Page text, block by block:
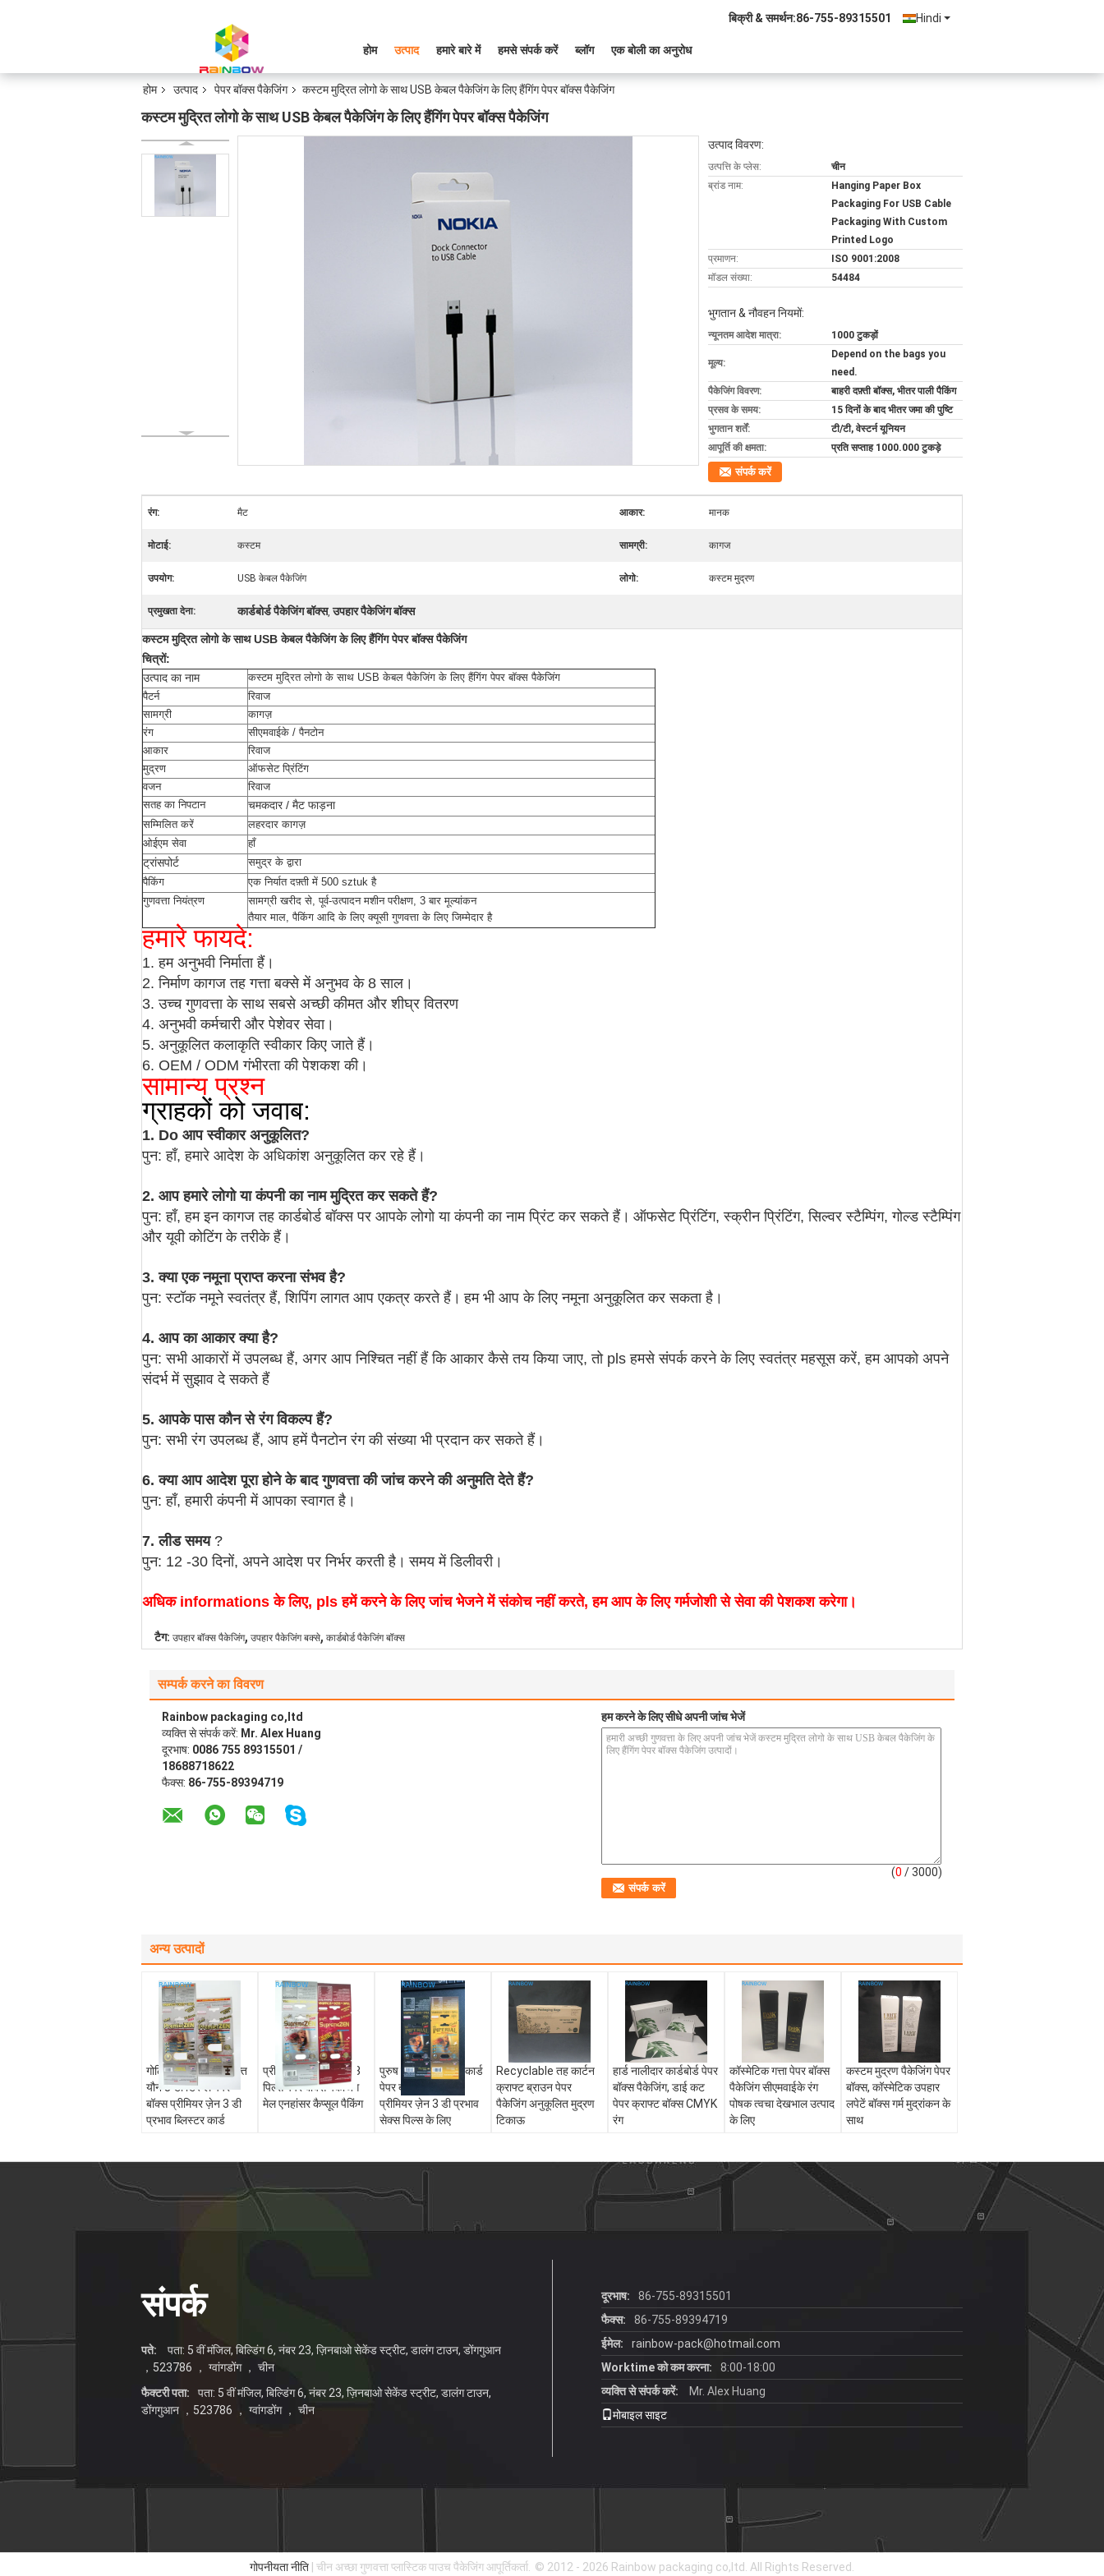
Hindi
बिक्री & समर्थन:86-755-89315501
होम उत्पाद हमारे बारे में हमसे संपर्क करें ब्लॉग एक बोली का अनुरोध
होम उत्पाद पेपर बॉक्स पैकेजिंग कस्टम मुद्रित लोगो के साथ USB केबल पैकेजिंग के लिए हैंगिंग पेपर बॉक्स पैकेजिंग
कस्टम मुद्रित लोगो के साथ USB केबल पैकेजिंग के लिए हैंगिंग पेपर बॉक्स पैकेजिंग
उत्पाद विवरण:
उत्पत्ति के प्लेस:
चीन
ब्रांड नाम:
Hanging Paper Box
Packaging For USB Cable
Packaging With Custom
Printed Logo
प्रमाणन:
ISO 9001:2008
मॉडल संख्या:
54484
भुगतान & नौवहन नियमों:
न्यूनतम आदेश मात्रा: 1000 टुकड़ों
मूल्य:
Depend on the bags you
need.
पैकेजिंग विवरण:
बाहरी दफ़्ती बॉक्स, भीतर पाली पैकिंग
प्रसव के समय:
15 दिनों के बाद भीतर जमा की पुष्टि
भुगतान शर्तें:
टी/टी, वेस्टर्न यूनियन
आपूर्ति की क्षमता:
प्रति सप्ताह 1000.000 टुकड़े
संपर्क करें
रंग: मैट आकार: मानक
मोटाई: कस्टम सामग्री: कागज
उपयोग: USB केबल पैकेजिंग लोगो: कस्टम मुद्रण
प्रमुखता देना: कार्डबोर्ड पैकेजिंग बॉक्स,उपहार पैकेजिंग बॉक्स
कस्टम मुद्रित लोगो के साथ USB केबल पैकेजिंग के लिए हैंगिंग पेपर बॉक्स पैकेजिंग
चित्रों:
उत्पाद का नाम
कस्टम मुद्रित लोगो के साथ USB केबल पैकेजिंग के लिए हैंगिंग पेपर बॉक्स पैकेजिंग
पैटर्न
रिवाज
सामग्री
कागज़
रंग
सीएमवाईके / पैनटोन
आकार
रिवाज
मुद्रण
ऑफसेट प्रिंटिंग
वजन
रिवाज
सतह का निपटान
चमकदार / मैट फाड़ना
सम्मिलित करें
लहरदार कागज़
ओईएम सेवा
हाँ
ट्रांसपोर्ट
समुद्र के द्वारा
पैकिंग
एक निर्यात दफ़्ती में 500 sztuk है
गुणवत्ता नियंत्रण
सामग्री खरीद से, पूर्व-उत्पादन मशीन परीक्षण, 3 बार मूल्यांकन
तैयार माल, पैकिंग आदि के लिए क्यूसी गुणवत्ता के लिए जिम्मेदार है
हमारे फायदे:
1. हम अनुभवी निर्माता हैं।
2. निर्माणकागज तह गत्ता बक्सेमें अनुभव के 8 साल।
3. उच्च गुणवत्ता के साथ सबसे अच्छी कीमत और शीघ्र वितरण
4. अनुभवी कर्मचारी और पेशेवर सेवा।
5. अनुकूलित कलाकृति स्वीकार किए जाते हैं।
6. OEM / ODM गंभीरता की पेशकश की।
सामान्य प्रश्न
ग्राहकों को जवाब:
1. Do आप स्वीकार अनुकूलित?
पुन: हाँ, हमारे आदेश के अधिकांश अनुकूलित कर रहे हैं।
2. आप हमारे लोगो या कंपनी का नाम मुद्रित कर सकते हैं?
पुन: हाँ, हम इन कागज तह कार्डबोर्ड बॉक्स पर आपके लोगो या कंपनी का नाम प्रिंट कर सकते हैं। ऑफसेट प्रिंटिंग, स्क्रीन प्रिंटिंग, सिल्वर स्टैम्पिंग, गोल्ड स्टैम्पिंग
और यूवी कोटिंग के तरीके हैं।
3. क्या एक नमूना प्राप्त करना संभव है?
पुन: स्टॉक नमूने स्वतंत्र हैं, शिपिंग लागत आप एकत्र करते हैं। हम भी आप के लिए नमूना अनुकूलित कर सकता है।
4. आप का आकार क्या है?
पुन: सभी आकारों में उपलब्ध हैं, अगर आप निश्चित नहीं हैं कि आकार कैसे तय किया जाए, तो pls हमसे संपर्क करने के लिए स्वतंत्र महसूस करें, हम आपको अपने
संदर्भ में सुझाव दे सकते हैं
5. आपके पास कौन से रंग विकल्प हैं?
पुन: सभी रंग उपलब्ध हैं, आप हमें पैनटोन रंग की संख्या भी प्रदान कर सकते हैं।
6. क्या आप आदेश पूरा होने के बाद गुणवत्ता की जांच करने की अनुमति देते हैं?
पुन: हाँ, हमारी कंपनी में आपका स्वागत है।
7. लीड समय?
पुन: 12 -30 दिनों, अपने आदेश पर निर्भर करती है। समय में डिलीवरी।
अधिक informations के लिए, pls हमें करने के लिए जांच भेजने में संकोच नहीं करते, हम आप के लिए गर्मजोशी से सेवा की पेशकश करेगा।
टैग: उपहार बॉक्स पैकेजिंग, उपहार पैकेजिंग बक्से, कार्डबोर्ड पैकेजिंग बॉक्स
सम्पर्क करने का विवरण
Rainbow packaging co,ltd
व्यक्ति से संपर्क करें: Mr. Alex Huang
दूरभाष: 0086 755 89315501 /
18688718622
फैक्स: 86-755-89394719
हम करने के लिए सीधे अपनी जांच भेजें
(0 / 3000)
अन्य उत्पादों
गोलियों के लिए पुरुष शक्ति
यौन 3 डी डिस्प्ले पेपर
बॉक्स प्रीमियर ज़ेन 3 डी
प्रभाव ब्लिस्टर कार्ड
प्रीमियर ज़ेन / राइनो 13
पिल्स पेपर बॉक्स पैकेजिंग
मेल एनहांसर कैप्सूल पैकिंग
पुरुष शक्ति यौन 3 डी कार्ड
पेपर बॉक्स पैकेजिंग
प्रीमियर ज़ेन 3 डी प्रभाव
सेक्स पिल्स के लिए
Recyclable तह कार्टन
क्राफ्ट ब्राउन पेपर
पैकेजिंग अनुकूलित मुद्रण
टिकाऊ
हार्ड नालीदार कार्डबोर्ड पेपर
बॉक्स पैकेजिंग, डाई कट
पेपर क्राफ्ट बॉक्स CMYK
रंग
कॉस्मेटिक गत्ता पेपर बॉक्स
पैकेजिंग सीएमवाईके रंग
पोषक त्वचा देखभाल उत्पाद
के लिए
कस्टम मुद्रण पैकेजिंग पेपर
बॉक्स, कॉस्मेटिक उपहार
लपेटें बॉक्स गर्म मुद्रांकन के
साथ
संपर्क
पते:
पता: 5 वीं मंजिल, बिल्डिंग 6, नंबर 23, ज़िनबाओ सेकेंड स्ट्रीट, डालंग टाउन, डोंगगुआन
，523786 ， ग्वांगडोंग ， चीन
फैक्टरी पता:
पता: 5 वीं मंजिल, बिल्डिंग 6, नंबर 23, ज़िनबाओ सेकेंड स्ट्रीट, डालंग टाउन,
डोंगगुआन ，523786 ， ग्वांगडोंग ， चीन
दूरभाष:
86-755-89315501
फैक्स:
86-755-89394719
ईमेल:
rainbow-pack@hotmail.com
Worktime को कम करना:
8:00-18:00
व्यक्ति से संपर्क करें:
Mr. Alex Huang
मोबाइल साइट
गोपनीयता नीति | चीन अच्छा गुणवत्ता प्लास्टिक पाउच पैकेजिंग आपूर्तिकर्ता. © 2012 - 2026 Rainbow packaging co,ltd. All Rights Reserved.